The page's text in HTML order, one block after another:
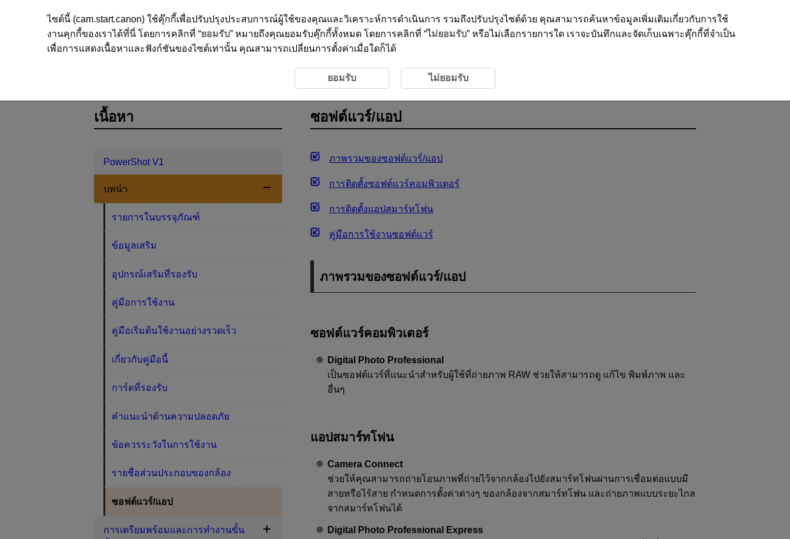
ซอฟต์แวร์/แอป
ซอฟต์แวร์/แอป
ภาพรวมของซอฟต์แวร์/แอป
การติดตั้งซอฟต์แวร์คอมพิวเตอร์
การติดตั้งแอปสมาร์ทโฟน
คู่มือการใช้งานซอฟต์แวร์
ภาพรวมของซอฟต์แวร์/แอป
ซอฟต์แวร์คอมพิวเตอร์
Digital Photo Professional
เป็นซอฟต์แวร์ที่แนะนำสำหรับผู้ใช้ที่ถ่ายภาพ RAW ช่วยให้สามารถดู แก้ไข พิมพ์ภาพ และ
อื่นๆ
แอปสมาร์ทโฟน
Camera Connect
ช่วยให้คุณสามารถถ่ายโอนภาพที่ถ่ายไว้จากกล้องไปยังสมาร์ทโฟนผ่านการเชื่อมต่อแบบมี
สายหรือไร้สาย กำหนดการตั้งค่าต่างๆ ของกล้องจากสมาร์ทโฟน และถ่ายภาพแบบระยะไกล
จากสมาร์ทโฟนได้
Digital Photo Professional Express
เนื้อหา
PowerShot V1
บทนำ
รายการในบรรจุภัณฑ์
ข้อมูลเสริม
อุปกรณ์เสริมที่รองรับ
คู่มือการใช้งาน
คู่มือเริ่มต้นใช้งานอย่างรวดเร็ว
เกี่ยวกับคู่มือนี้
การ์ดที่รองรับ
คำแนะนำด้านความปลอดภัย
ข้อควรระวังในการใช้งาน
รายชื่อส่วนประกอบของกล้อง
ซอฟต์แวร์/แอป
การเตรียมพร้อมและการทำงานขั้น
ไซต์นี้ (cam.start.canon) ใช้คุ๊กกี้เพื่อปรับปรุงประสบการณ์ผู้ใช้ของคุณและวิเคราะห์การดำเนินการ รวมถึงปรับปรุงไซต์ด้วย คุณสามารถค้นหาข้อมูลเพิ่มเติมเกี่ยวกับการใช้
งานคุกกี้ของเราได้ที่นี่โดยการคลิกที่ “ยอมรับ” หมายถึงคุณยอมรับคุ๊กกี้ทั้งหมด โดยการคลิกที่ “ไม่ยอมรับ” หรือไม่เลือกรายการใด เราจะบันทึกและจัดเก็บเฉพาะคุ๊กกี้ที่จำเป็น
เพื่อการแสดงเนื้อหาและฟังก์ชันของไซต์เท่านั้น คุณสามารถเปลี่ยนการตั้งค่าเมื่อใดก็ได้
ยอมรับ ไม่ยอมรับ